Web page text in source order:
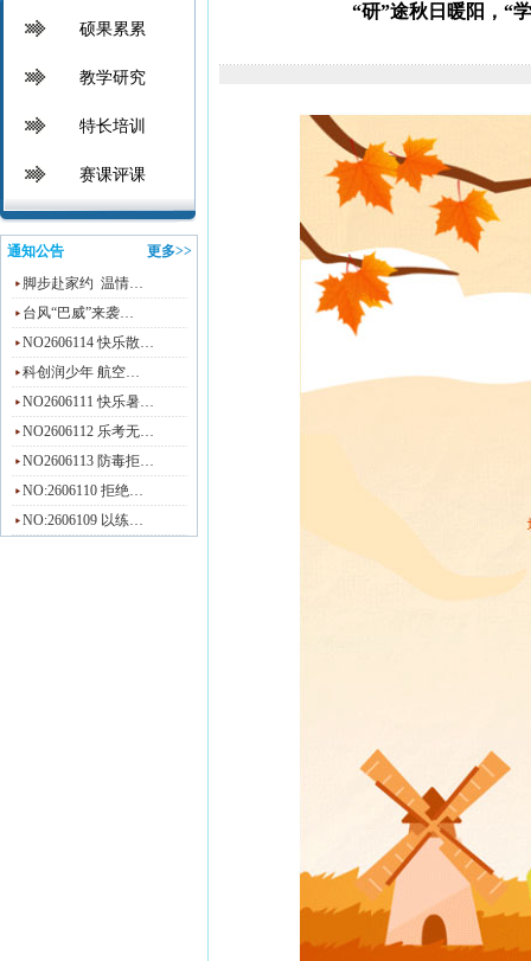
硕果累累
教学研究
特长培训
赛课评课
通知公告
更多>>
脚步赴家约 温情…
台风“巴威”来袭…
NO2606114 快乐散…
科创润少年 航空…
NO2606111 快乐暑…
NO2606112 乐考无…
NO2606113 防毒拒…
NO:2606110 拒绝…
NO:2606109 以练…
“研”途秋日暖阳，“